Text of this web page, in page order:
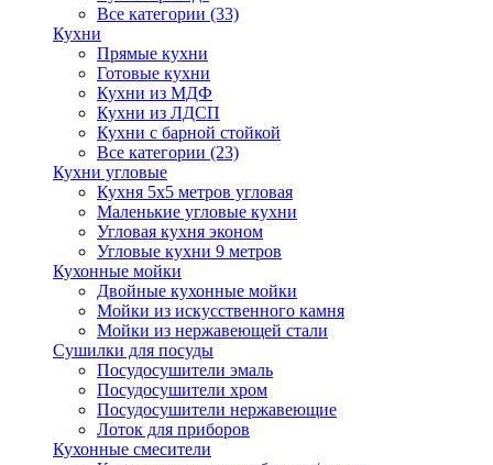
Все категории (33)
Кухни
Прямые кухни
Готовые кухни
Кухни из МДФ
Кухни из ЛДСП
Кухни с барной стойкой
Все категории (23)
Кухни угловые
Кухня 5х5 метров угловая
Маленькие угловые кухни
Угловая кухня эконом
Угловые кухни 9 метров
Кухонные мойки
Двойные кухонные мойки
Мойки из искусственного камня
Мойки из нержавеющей стали
Сушилки для посуды
Посудосушители эмаль
Посудосушители хром
Посудосушители нержавеющие
Лоток для приборов
Кухонные смесители